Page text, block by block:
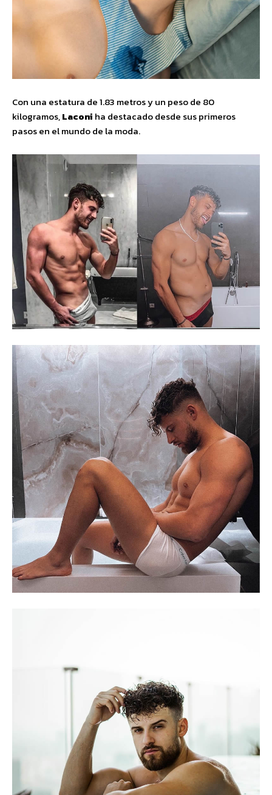
Con una estatura de 1.83 metros y un peso de 80
kilogramos,Laconi ha destacado desde sus primeros
pasos en el mundo de la moda.